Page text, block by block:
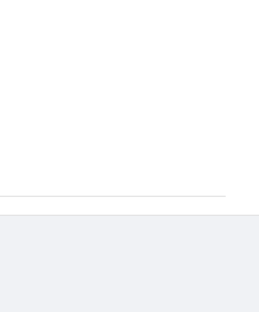
Dekorasyon amaçlı
stencil siparişleriniz için